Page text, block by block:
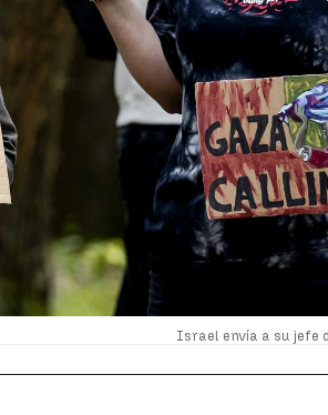
Israel envía a su jefe